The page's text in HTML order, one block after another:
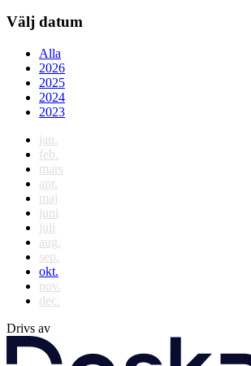
Välj datum
Alla
2026
2025
2024
2023
jan.
feb.
mars
apr.
maj
juni
juli
aug.
sep.
okt.
nov.
dec.
Drivs av